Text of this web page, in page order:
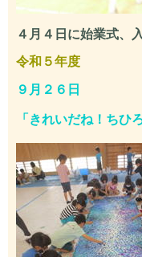
４月４日に始業式、
令和５年度
９月２６日
「きれいだね！ちひ